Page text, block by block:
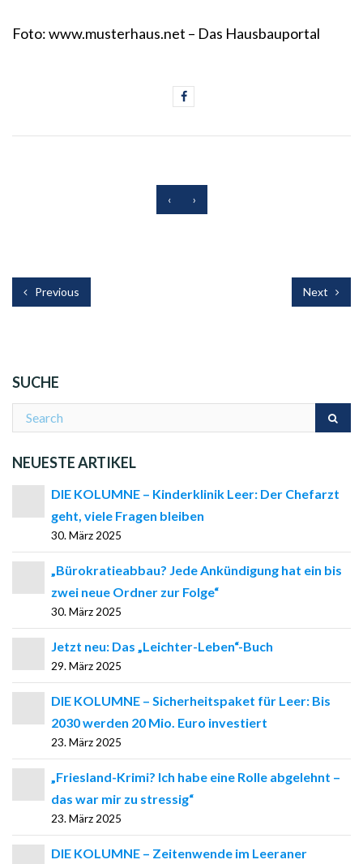
Foto: www.musterhaus.net – Das Hausbauportal
‹ ›
Previous Next
SUCHE
NEUESTE ARTIKEL
DIE KOLUMNE – Kinderklinik Leer: Der Chefarzt
geht, viele Fragen bleiben
30. März 2025
„Bürokratieabbau? Jede Ankündigung hat ein bis
zwei neue Ordner zur Folge“
30. März 2025
Jetzt neu: Das „Leichter-Leben“-Buch
29. März 2025
DIE KOLUMNE – Sicherheitspaket für Leer: Bis
2030 werden 20 Mio. Euro investiert
23. März 2025
„Friesland-Krimi? Ich habe eine Rolle abgelehnt –
das war mir zu stressig“
23. März 2025
DIE KOLUMNE – Zeitenwende im Leeraner